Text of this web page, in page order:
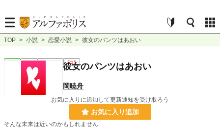
TOP > 小説 > 恋愛小説 > 彼女のパンツはあおい
完結 ｼｮｰﾄｼｮｰﾄ R15
彼女のパンツはあおい
岡暁舟
お気に入りに追加して更新通知を受け取ろう
お気に入り追加
そんな未来は近いのかもしれません